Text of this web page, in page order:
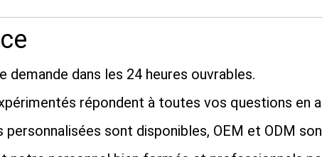
Notre équipe
Équipement SMT